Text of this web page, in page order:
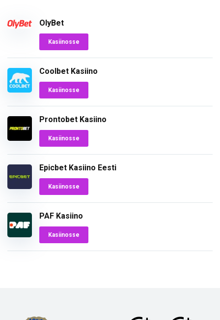
OlyBet
Kasiinosse
Coolbet Kasiino
Kasiinosse
Prontobet Kasiino
Kasiinosse
Epicbet Kasiino Eesti
Kasiinosse
PAF Kasiino
Kasiinosse